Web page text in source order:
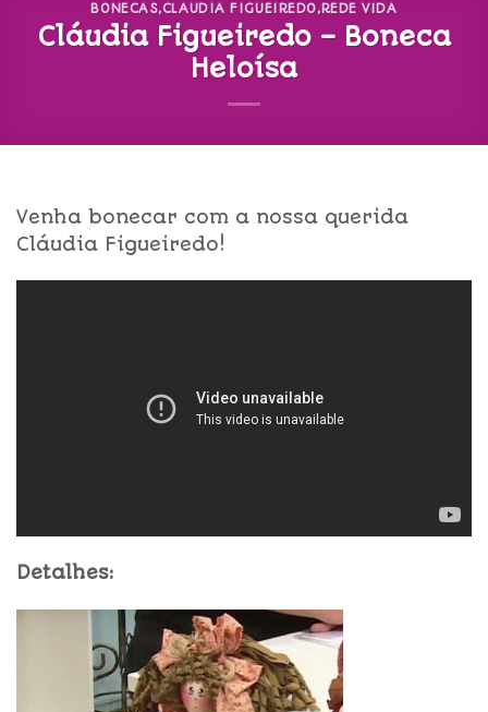
BONECAS,CLAUDIA FIGUEIREDO,REDE VIDA
Cláudia Figueiredo – Boneca
Heloísa
Venha bonecar com a nossa querida
Cláudia Figueiredo!
Detalhes: